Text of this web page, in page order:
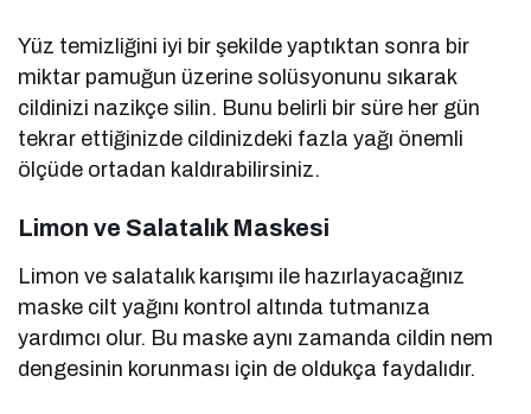
Yüz temizliğini iyi bir şekilde yaptıktan sonra bir
miktar pamuğun üzerine solüsyonunu sıkarak
cildinizi nazikçe silin. Bunu belirli bir süre her gün
tekrar ettiğinizde cildinizdeki fazla yağı önemli
ölçüde ortadan kaldırabilirsiniz.
Limon ve Salatalık Maskesi
Limon ve salatalık karışımı ile hazırlayacağınız
maske cilt yağını kontrol altında tutmanıza
yardımcı olur. Bu maske aynı zamanda cildin nem
dengesinin korunması için de oldukça faydalıdır.